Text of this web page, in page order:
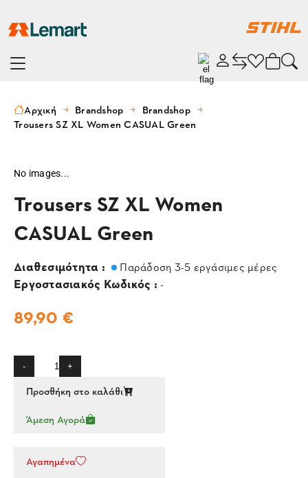
Αρχική Brandshop
Brandshop
Trousers SZ XL Women CASUAL Green
No images...
Trousers SZ XL Women
CASUAL Green
Διαθεσιμότητα : Παράδοση 3-5 εργάσιμες μέρες
Εργοστασιακός Κωδικός : -
89,90 €
- +
Προσθήκη στο καλάθι
Άμεση Αγορά
Αγαπημένα